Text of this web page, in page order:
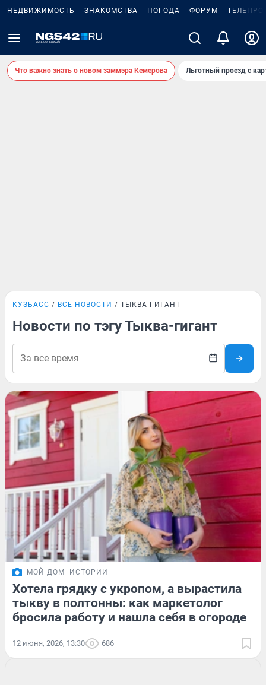
НЕДВИЖИМОСТЬ ЗНАКОМСТВА ПОГОДА ФОРУМ
Что важно знать о новом заммэра Кемерова Льготный проезд с
КУЗБАСС ВСЕ НОВОСТИ ТЫКВА-ГИГАНТ
Новости по тэгу Тыква-гигант
МОЙ ДОМ ИСТОРИИ
Хотела грядку с укропом, а вырастила
тыкву в полтонны: как маркетолог
бросила работу и нашла себя в огороде
12 июня, 2026, 13:30 686